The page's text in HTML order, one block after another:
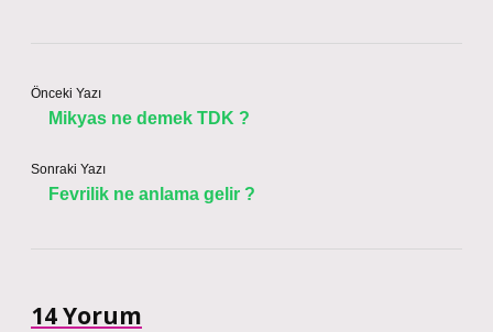
Önceki Yazı
Mikyas ne demek TDK ?
Sonraki Yazı
Fevrilik ne anlama gelir ?
14 Yorum